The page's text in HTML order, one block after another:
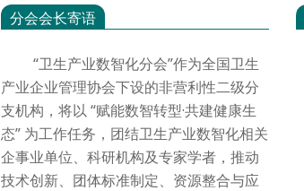
分会会长寄语
“卫生产业数智化分会”作为全国卫生
产业企业管理协会下设的非营利性二级分
支机构，将以 “赋能数智转型·共建健康生
态” 为工作任务，团结卫生产业数智化相关
企事业单位、科研机构及专家学者，推动
技术创新、团体标准制定、资源整合与应